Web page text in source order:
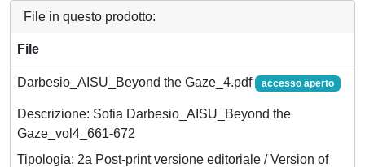
File in questo prodotto:
File
Darbesio_AISU_Beyond the Gaze_4.pdf accesso aperto
Descrizione: Sofia Darbesio_AISU_Beyond the
Gaze_vol4_661-672
Tipologia: 2a Post-print versione editoriale / Version of